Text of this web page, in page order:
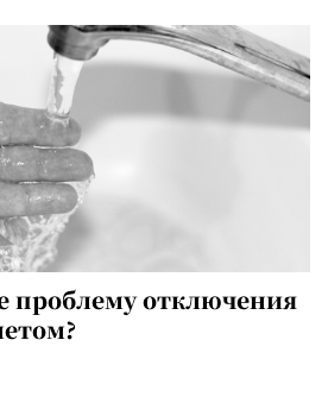
проблему отключения